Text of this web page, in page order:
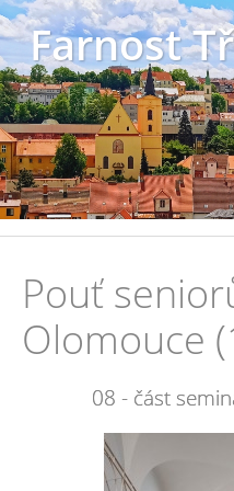
Farnost
Pouť
Olomouce
08 - část